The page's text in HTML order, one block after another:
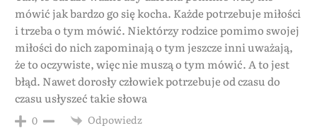
mówić jak bardzo go się kocha. Każde potrzebuje miłości
i trzeba o tym mówić. Niektórzy rodzice pomimo swojej
miłości do nich zapominają o tym jeszcze inni uważają,
że to oczywiste, więc nie muszą o tym mówić. A to jest
błąd. Nawet dorosły człowiek potrzebuje od czasu do
czasu usłyszeć takie słowa
0 Odpowiedz